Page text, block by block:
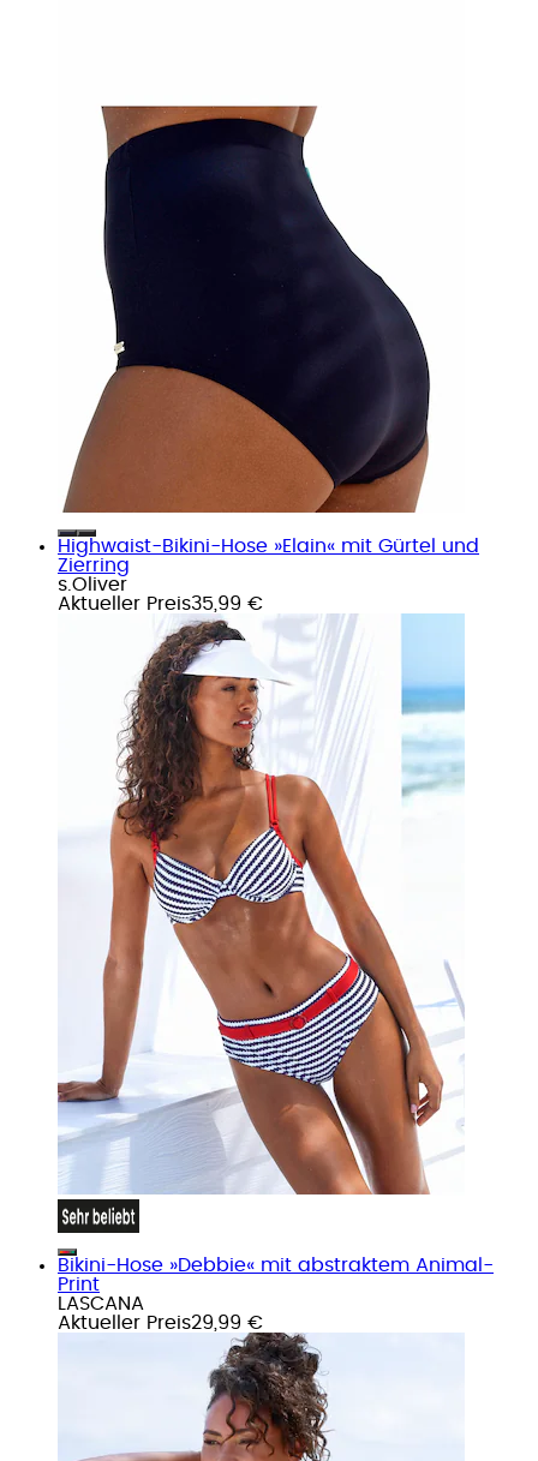
Highwaist-Bikini-Hose »Elain« mit Gürtel und
Zierring
s.Oliver
Aktueller Preis35,99 €
Bikini-Hose »Debbie« mit abstraktem Animal-
Print
LASCANA
Aktueller Preis29,99 €